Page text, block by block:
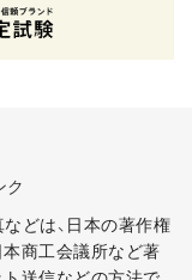
ク
どは、日本の著作権
本商工会議所など著